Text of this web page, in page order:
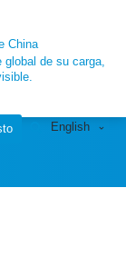
China
global de su carga,
English